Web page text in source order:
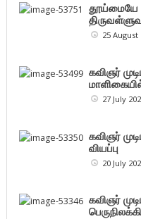
தூய்மையே
25 August
கவிஞர்
27 July
கவிஞர்
வியப்பு
20 July
கவிஞர்